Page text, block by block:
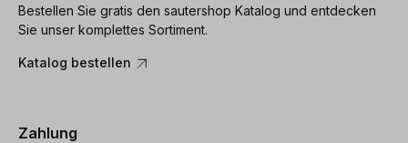
Bestellen Sie gratis den sautershop Katalog und entdecken
Sie unser komplettes Sortiment.
Katalog bestellen
Zahlung